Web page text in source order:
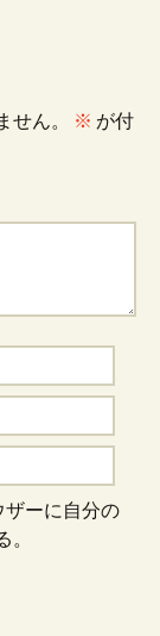
ん。 ※ が付
ーに自分の